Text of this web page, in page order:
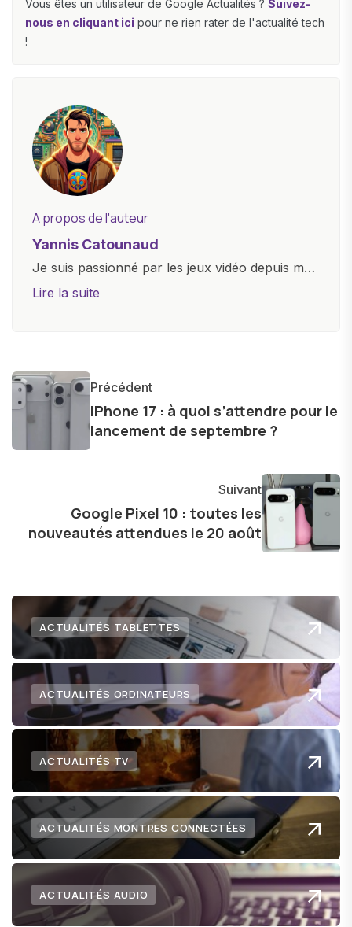
Vous êtes un utilisateur de Google Actualités ? Suivez-
nous en cliquant ici pour ne rien rater de l'actualité tech
!
A propos de l'auteur
Yannis Catounaud
Je suis passionné par les jeux vidéo depuis mon
plus jeune âge. Mon amour pour l'univers
et bien d'autres gadgets technologiques. Armé
d'une curiosité insatiable, j'aime dévoiler les
dernières tendances et innovations, partageant
avec enthousiasme mes découvertes avec la
l'exploration constante des frontières de la
technologie me permet de présenter aux
lecteurs un aperçu captivant de ce que le futur
Lire la suite
Précédent
iPhone 17 : à quoi s’attendre pour le
lancement de septembre ?
Suivant
Google Pixel 10 : toutes les
nouveautés attendues le 20 août
ACTUALITÉS TABLETTES
ACTUALITÉS ORDINATEURS
ACTUALITÉS TV
ACTUALITÉS MONTRES CONNECTÉES
ACTUALITÉS AUDIO